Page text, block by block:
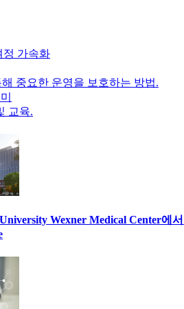
정 가속화
해 중요한 운영을 보호하는 방법.
교육.
Wexner Medical Center에